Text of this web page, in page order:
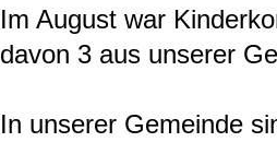
Im August war
davon 3 aus unserer
In unserer Gemeinde